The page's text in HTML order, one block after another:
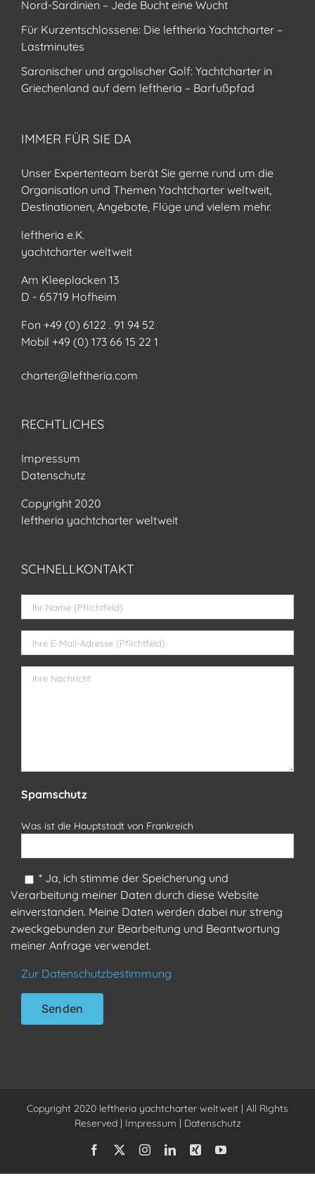
Nord-Sardinien – Jede Bucht eine Wucht
Für Kurzentschlossene: Die leftheria Yachtcharter –
Lastminutes
Saronischer und argolischer Golf: Yachtcharter in
Griechenland auf dem leftheria – Barfußpfad
IMMER FÜR SIE DA
Unser Expertenteam berät Sie gerne rund um die
Organisation und Themen Yachtcharter weltweit,
Destinationen, Angebote, Flüge und vielem mehr.
leftheria e.K.
yachtcharter weltweit
Am Kleeplacken 13
D - 65719 Hofheim
Fon +49 (0) 6122 . 91 94 52
Mobil +49 (0) 173 66 15 22 1
charter@leftheria.com
RECHTLICHES
Impressum
Datenschutz
Copyright 2020
leftheria yachtcharter weltweit
SCHNELLKONTAKT
Bitte lasse dieses Feld leer.
Spamschutz
Was ist die Hauptstadt von Frankreich
* Ja, ich stimme der Speicherung und
Verarbeitung meiner Daten durch diese Website
einverstanden. Meine Daten werden dabei nur streng
zweckgebunden zur Bearbeitung und Beantwortung
meiner Anfrage verwendet.
Zur Datenschutzbestimmung
Copyright 2020 leftheria yachtcharter weltweit | All Rights
Reserved | Impressum | Datenschutz
Facebook InstagramLinkedIn
Xing YouTube